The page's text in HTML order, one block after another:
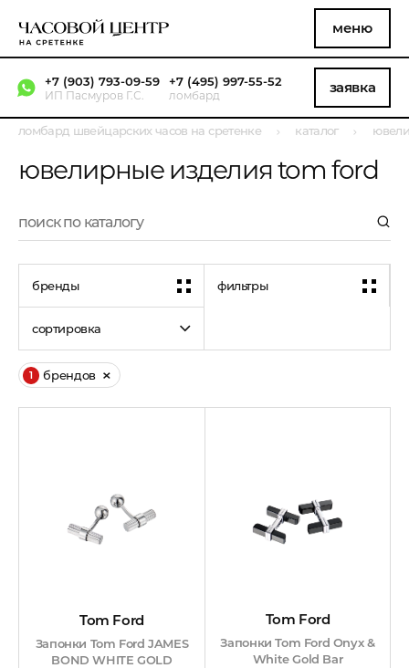
меню
+7 (903) 793-09-59
ИП Пасмуров Г.С.
+7 (495) 997-55-52
ломбард заявка
ломбард швейцарских часов на сретенке каталог
ювелирные изделия tom ford
бренды фильтры
сортировка
1 брендов
Tom Ford
Запонки Tom Ford JAMES
BOND WHITE GOLD
Tom Ford
Запонки Tom Ford Onyx &
White Gold Bar